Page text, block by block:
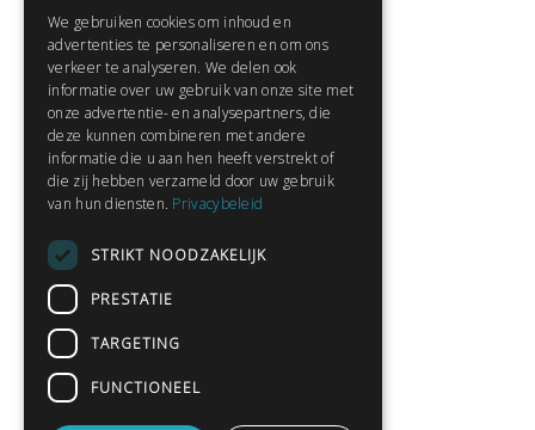
Contact
Huisregels
Snel naar:
Gratis aanmelden
Privacybeleid
Gedichten lezen
Schrijfwedstrijden
We gebruiken cookies om inhoud en
advertenties te personaliseren en om ons
verkeer te analyseren. We delen ook
informatie over uw gebruik van onze site met
onze advertentie- en analysepartners, die
deze kunnen combineren met andere
informatie die u aan hen heeft verstrekt of
die zij hebben verzameld door uw gebruik
van hun diensten. Privacybeleid
STRIKT NOODZAKELIJK
PRESTATIE
TARGETING
FUNCTIONEEL